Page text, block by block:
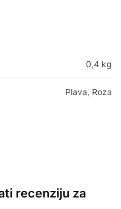
0,4 kg
Plava, Roza
recenziju za